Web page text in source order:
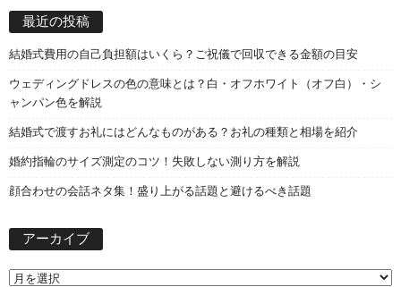
最近の投稿
結婚式費用の自己負担額はいくら？ご祝儀で回収できる金額の目安
ウェディングドレスの色の意味とは？白・オフホワイト（オフ白）・シ
ャンパン色を解説
結婚式で渡すお礼にはどんなものがある？お礼の種類と相場を紹介
婚約指輪のサイズ測定のコツ！失敗しない測り方を解説
顔合わせの会話ネタ集！盛り上がる話題と避けるべき話題
アーカイブ